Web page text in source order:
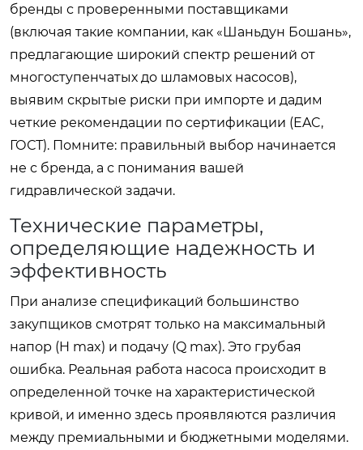
бренды с проверенными поставщиками
(включая такие компании, как «Шаньдун Бошань»,
предлагающие широкий спектр решений от
многоступенчатых до шламовых насосов),
выявим скрытые риски при импорте и дадим
четкие рекомендации по сертификации (EAC,
ГОСТ). Помните: правильный выбор начинается
не с бренда, а с понимания вашей
гидравлической задачи.
Технические параметры,
определяющие надежность и
эффективность
При анализе спецификаций большинство
закупщиков смотрят только на максимальный
напор (H max) и подачу (Q max). Это грубая
ошибка. Реальная работа насоса происходит в
определенной точке на характеристической
кривой, и именно здесь проявляются различия
между премиальными и бюджетными моделями.